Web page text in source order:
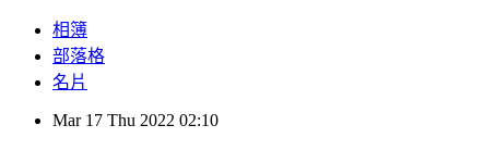
相簿
部落格
名片
Mar 17 Thu 2022 02:10